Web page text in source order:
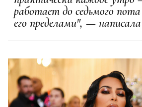
работает до седьмого
его пределами", —